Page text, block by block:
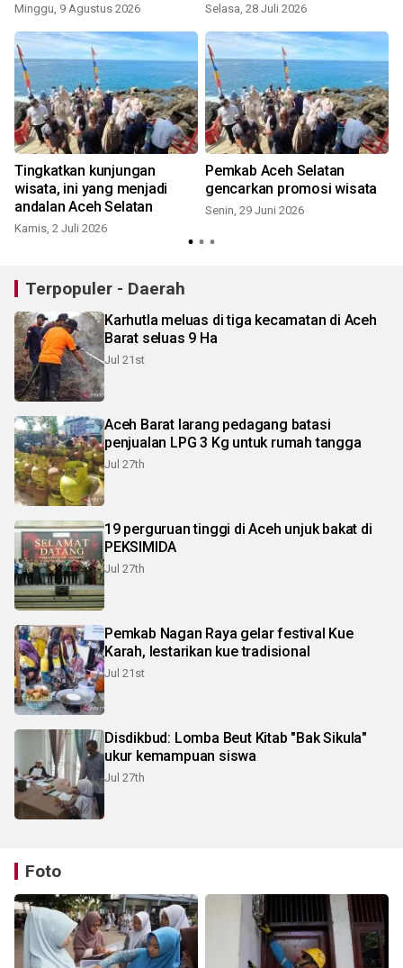
Minggu, 9 Agustus 2026 Selasa, 28 Juli 2026
Tingkatkan kunjungan
wisata, ini yang menjadi
andalan Aceh Selatan
Kamis, 2 Juli 2026
Pemkab Aceh Selatan
gencarkan promosi wisata
Senin, 29 Juni 2026
Terpopuler - Daerah
Karhutla meluas di tiga kecamatan di Aceh
Barat seluas 9 Ha
Jul 21st
Aceh Barat larang pedagang batasi
penjualan LPG 3 Kg untuk rumah tangga
Jul 27th
19 perguruan tinggi di Aceh unjuk bakat di
PEKSIMIDA
Jul 27th
Pemkab Nagan Raya gelar festival Kue
Karah, lestarikan kue tradisional
Jul 21st
Disdikbud: Lomba Beut Kitab "Bak Sikula"
ukur kemampuan siswa
Jul 27th
Foto